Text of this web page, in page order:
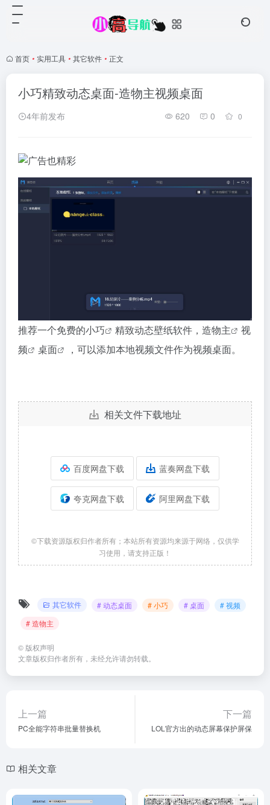
首页 • 实用工具 • 其它软件 • 正文
小巧精致动态桌面-造物主视频桌面
4年前发布 620 0 0
推荐一个免费的小巧 精致动态壁纸软件， 造物主
视
频
桌面 ，可以添加本地视频文件作为视频桌面。
相关文件下载地址
百度网盘下载 蓝奏网盘下载
夸克网盘下载 阿里网盘下载
©下载资源版权归作者所有；本站所有资源均来源于网络，仅供学
习使用，请支持正版！
其它软件 # 动态桌面 # 小巧 # 桌面
# 视频
# 造物主
© 版权声明
文章版权归作者所有，未经允许请勿转载。
上一篇
PC全能字符串批量替换机
下一篇
LOL官方出的动态屏幕保护屏保
相关文章